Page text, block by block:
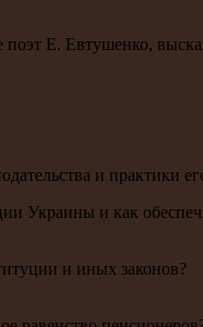
поэт Е. Евтушенко,
и практики
и как
и иных законов?